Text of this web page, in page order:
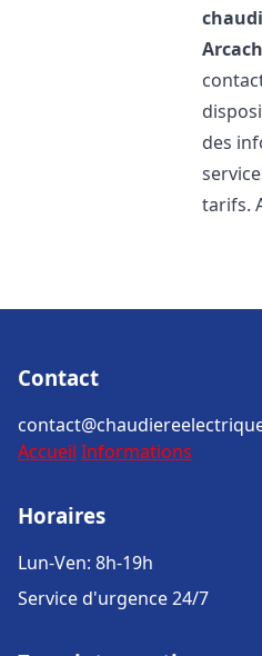
des
tarifs.
Contact
Accueil Informations
Horaires
Lun-Ven: 8h-19h
Service d'urgence 24/7